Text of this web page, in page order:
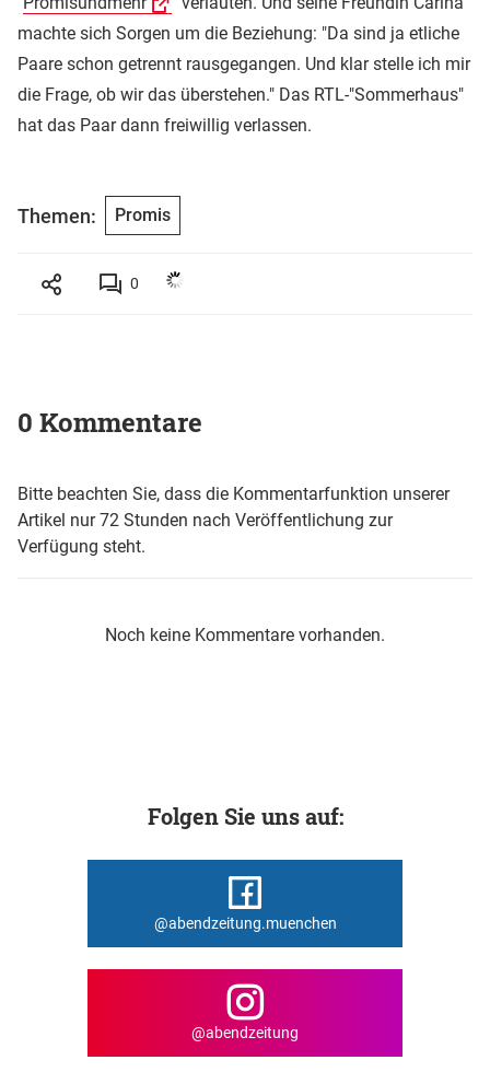
machte sich Sorgen um die Beziehung: "Da sind ja etliche
Paare schon getrennt rausgegangen. Und klar stelle ich mir
die Frage, ob wir das überstehen." Das RTL-"Sommerhaus"
hat das Paar dann freiwillig verlassen.
Themen: Promis
0
0 Kommentare
Bitte beachten Sie, dass die Kommentarfunktion unserer
Artikel nur 72 Stunden nach Veröffentlichung zur
Verfügung steht.
Noch keine Kommentare vorhanden.
Folgen Sie uns auf:
@abendzeitung.muenchen
@abendzeitung